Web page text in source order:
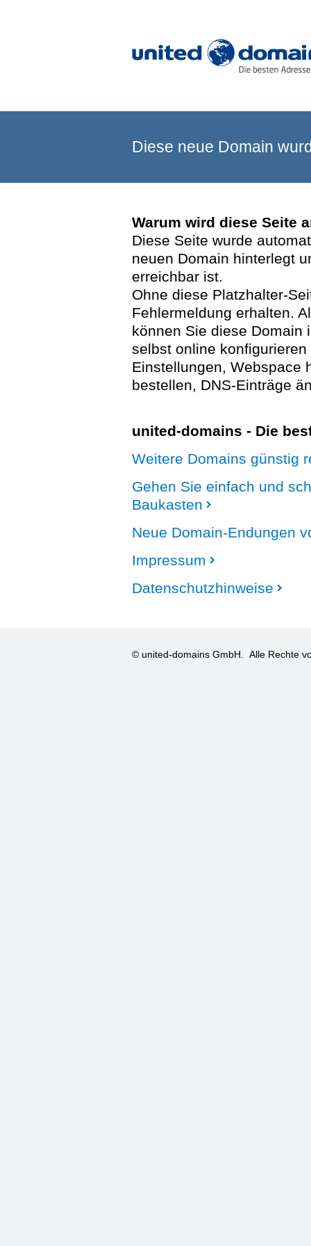
Diese neue Domain
Warum wird diese Seite
Diese Seite wurde
neuen Domain hinterlegt
erreichbar ist.
Ohne diese Platzhalter-
Fehlermeldung erhalten.
können Sie diese Domain
selbst online
Einstellungen, Webspace
bestellen, DNS-Einträge
united-domains - Die
Weitere Domains günstig
Gehen Sie einfach und
Baukasten
Neue Domain-Endungen
Impressum
Datenschutzhinweise
© united-domains GmbH. Alle Rechte